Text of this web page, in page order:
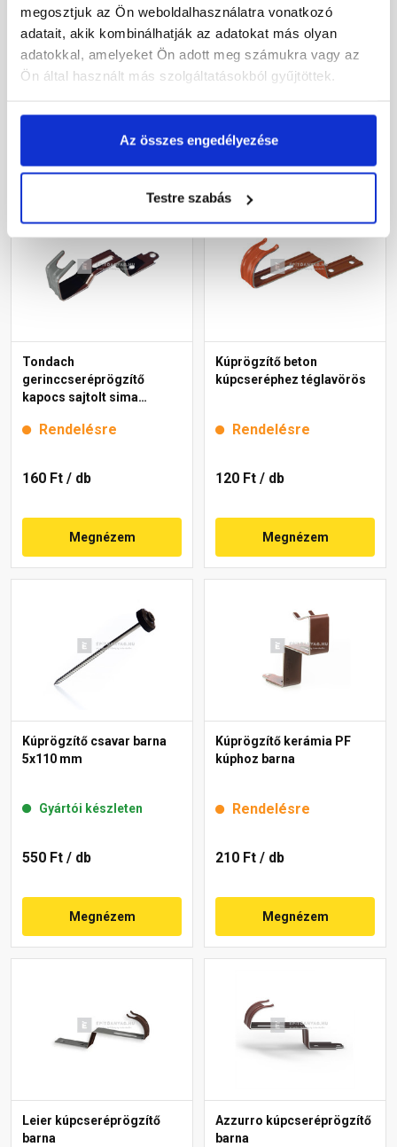
megosztjuk az Ön weboldalhasználatra vonatkozó
adatait, akik kombinálhatják az adatokat más olyan
adatokkal, amelyeket Ön adott meg számukra vagy az
Ön által használt más szolgáltatásokból gyűjtöttek.
Az összes engedélyezése
Testre szabás
Rendelésre Rendelésre
Tondach
gerinccseréprögzítő
kapocs sajtolt sima
Rendelésre
160 Ft / db
Megnézem
Kúprögzítő beton
kúpcseréphez téglavörös
Rendelésre
120 Ft / db
Megnézem
Kúprögzítő csavar barna
5x110 mm
Gyártói készleten
550 Ft / db
Megnézem
Kúprögzítő kerámia PF
kúphoz barna
Rendelésre
210 Ft / db
Megnézem
Leier kúpcseréprögzítő
barna
Azzurro kúpcseréprögzítő
barna